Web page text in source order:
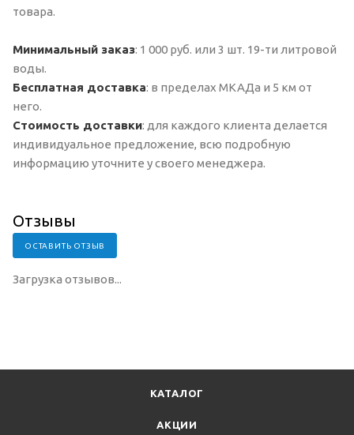
товара.
Минимальный заказ: 1 000 руб. или 3 шт. 19-ти литровой
воды.
Бесплатная доставка: в пределах МКАДа и 5 км от
него.
Стоимость доставки: для каждого клиента делается
индивидуальное предложение, всю подробную
информацию уточните у своего менеджера.
Отзывы
ОСТАВИТЬ ОТЗЫВ
Загрузка отзывов...
КАТАЛОГ
АКЦИИ